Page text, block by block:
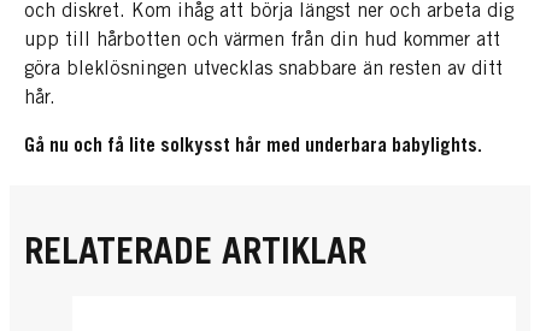
och diskret. Kom ihåg att börja längst ner och arbeta dig
upp till hårbotten och värmen från din hud kommer att
göra bleklösningen utvecklas snabbare än resten av ditt
hår.
Gå nu och få lite solkysst hår med underbara babylights.
RELATERADE ARTIKLAR